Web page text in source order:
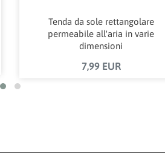
Tenda da sole rettangolare
permeabile all'aria in varie
dimensioni
7,99 EUR